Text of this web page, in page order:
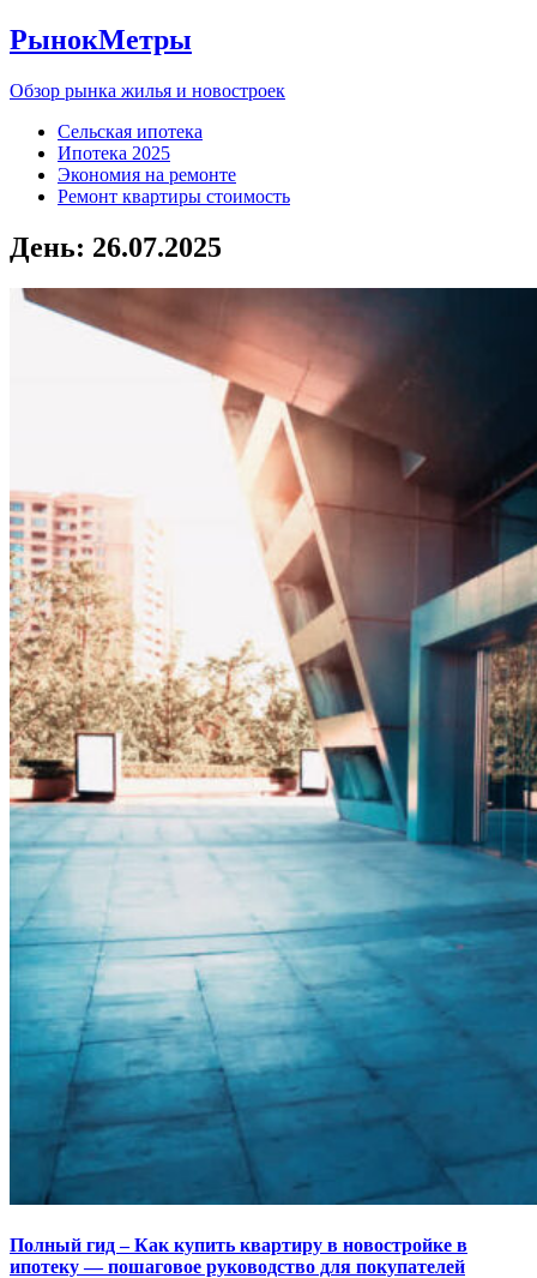
РынокМетры
Обзор рынка жилья и новостроек
Сельская ипотека
Ипотека 2025
Экономия на ремонте
Ремонт квартиры стоимость
День: 26.07.2025
Полный гид – Как купить квартиру в новостройке в
ипотеку — пошаговое руководство для покупателей